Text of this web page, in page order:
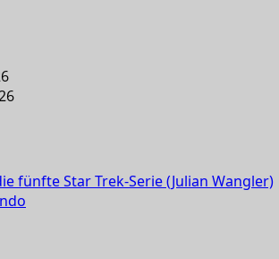
fünfte Star Trek-Serie (Julian Wangler)